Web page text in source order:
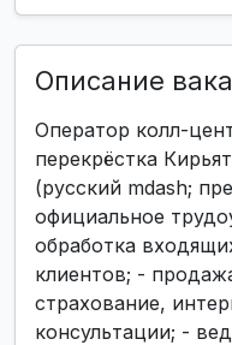
Описание
Оператор колл-
перекрёстка
(русский mdash;
официальное
обработка
клиентов; -
страхование,
консультации; -